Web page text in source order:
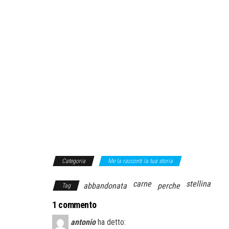
Categoria Me la racconti la tua storia
Tag abbandonata carne perche stellina
1 commento
antonio ha detto: